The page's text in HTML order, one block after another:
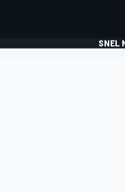
SNEL